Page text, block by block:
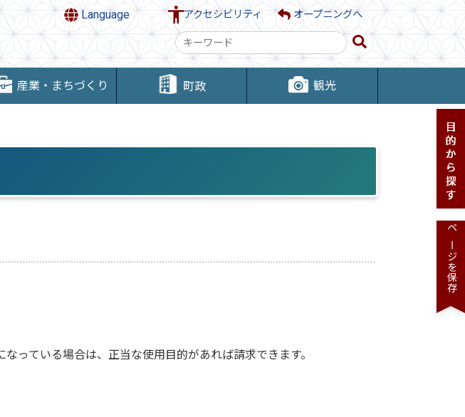
Language アクセシビリティ オープニングへ
検
索
キ
ー
ド
産業・まちづくり 町政 観光
っている場合は、正当な使用目的があれば請求できます。
ページを保存